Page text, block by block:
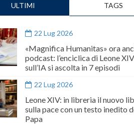
ULTIMI TAGS
22 Lug 2026
«Magnifica Humanitas» ora
podcast: l’enciclica di Leone XIV
sull’IA si ascolta in 7 episodi
22 Lug 2026
Leone XIV: in libreria il nuovo
sulla pace con un testo inedito
Papa